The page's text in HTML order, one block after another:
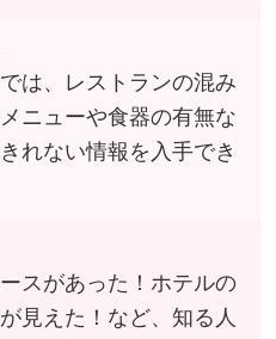
は、レストランの混み
ニューや食器の有無な
れない情報を入手でき
スがあった！ホテルの
見えた！など、知る人